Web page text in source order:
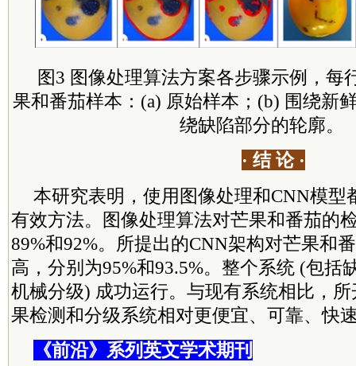
图3 图像处理算法方案各步骤示例，每
果和番茄样本：(a) 原始样本；(b) 围绕新
绕缺陷部分的轮廓。
· 结 论 ·
本研究表明，使用图像处理和CNN模型
有效方法。图像处理算法对芒果和番茄的
89%和92%。所提出的CNN架构对芒果和
高，分别为95%和93.5%。整个系统 (包括
机械分级) 成功运行。与现有系统相比，
果检测和分级系统相对更便宜、可靠、快
《前沿》系列英文学术期刊